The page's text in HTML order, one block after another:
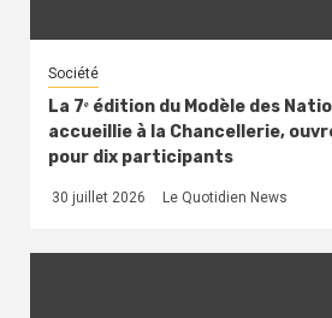
Société
La 7ᵉ édition du Modèle des
accueillie à la Chancellerie,
pour dix participants
30 juillet 2026 Le Quotidien News